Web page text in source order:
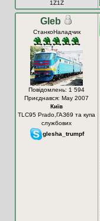
1Z1Z
Gleb
СтанкоНаладчик
Повідомлень: 1 594
Приєднався: May 2007
Київ
TLC95 Prado,ГАЗ69 та купа
службових
glesha_trumpf